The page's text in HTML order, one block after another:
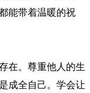
能带着温暖的祝
在。尊重他人的生
成全自己。学会让